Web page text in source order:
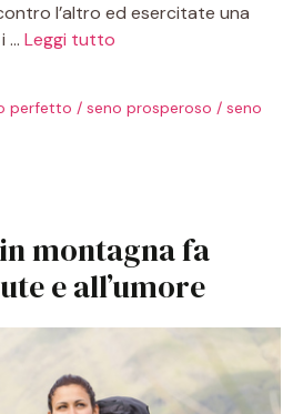
l’altro ed esercitate una
… Leggi tutto
perfetto / seno prosperoso / seno
montagna fa
e all’umore